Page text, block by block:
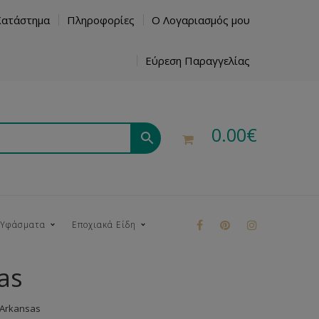
Πληροφορίες Ο Λογαριασμός μου
Εύρεση Παραγγελίας
0.00€
Εποχιακά Είδη